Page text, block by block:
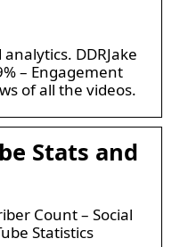
DDRJake
– Engagement
of all the videos.
Stats and
Count – Social
Statistics